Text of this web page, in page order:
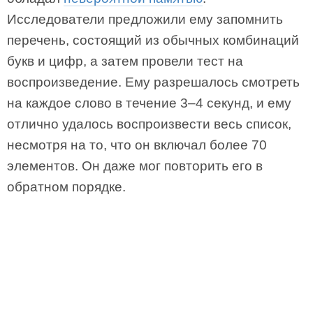
Исследователи предложили ему запомнить
перечень, состоящий из обычных комбинаций
букв и цифр, а затем провели тест на
воспроизведение. Ему разрешалось смотреть
на каждое слово в течение 3–4 секунд, и ему
отлично удалось воспроизвести весь список,
несмотря на то, что он включал более 70
элементов. Он даже мог повторить его в
обратном порядке.